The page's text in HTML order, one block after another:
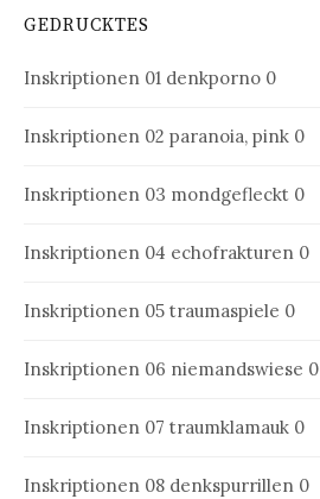
GEDRUCKTES
Inskriptionen 01 denkporno 0
Inskriptionen 02 paranoia, pink 0
Inskriptionen 03 mondgefleckt 0
Inskriptionen 04 echofrakturen 0
Inskriptionen 05 traumaspiele 0
Inskriptionen 06 niemandswiese 0
Inskriptionen 07 traumklamauk 0
Inskriptionen 08 denkspurrillen 0